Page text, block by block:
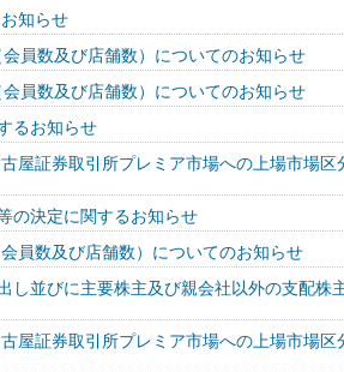
知らせ
数及び店舗数）についてのお知らせ
数及び店舗数）についてのお知らせ
るお知らせ
屋証券取引所プレミア市場への上場市場区
の決定に関するお知らせ
数及び店舗数）についてのお知らせ
し並びに主要株主及び親会社以外の支配株
屋証券取引所プレミア市場への上場市場区